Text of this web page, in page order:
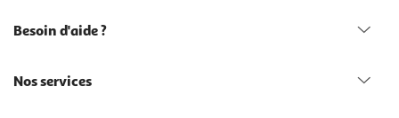
Besoin d'aide ?
Nos services